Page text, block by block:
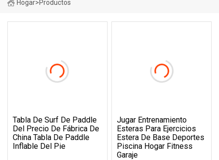
Hogar>Productos
Tabla De Surf De Paddle
Del Precio De Fábrica De
China Tabla De Paddle
Inflable Del Pie
Jugar Entrenamiento
Esteras Para Ejercicios
Estera De Base Deportes
Piscina Hogar Fitness
Garaje